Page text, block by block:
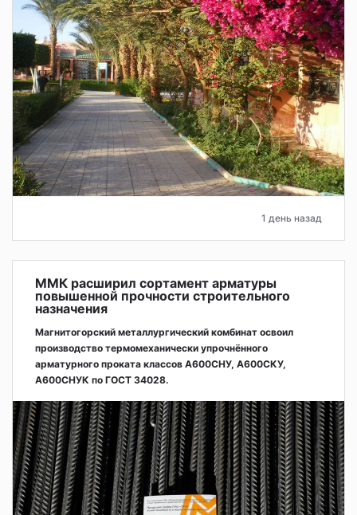
1 день назад
ММК расширил сортамент арматуры
повышенной прочности строительного
назначения
Магнитогорский металлургический комбинат освоил
производство термомеханически упрочнённого
арматурного проката классов А600СНУ, А600СКУ,
А600СНУК по ГОСТ 34028.